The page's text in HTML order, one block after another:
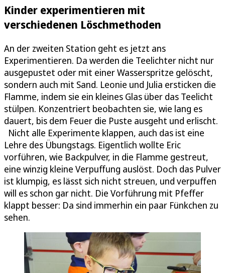
Kinder experimentieren mit
verschiedenen Löschmethoden
An der zweiten Station geht es jetzt ans
Experimentieren. Da werden die Teelichter nicht nur
ausgepustet oder mit einer Wasserspritze gelöscht,
sondern auch mit Sand. Leonie und Julia ersticken die
Flamme, indem sie ein kleines Glas über das Teelicht
stülpen. Konzentriert beobachten sie, wie lang es
dauert, bis dem Feuer die Puste ausgeht und erlischt.
Nicht alle Experimente klappen, auch das ist eine
Lehre des Übungstags. Eigentlich wollte Eric
vorführen, wie Backpulver, in die Flamme gestreut,
eine winzig kleine Verpuffung auslöst. Doch das Pulver
ist klumpig, es lässt sich nicht streuen, und verpuffen
will es schon gar nicht. Die Vorführung mit Pfeffer
klappt besser: Da sind immerhin ein paar Fünkchen zu
sehen.